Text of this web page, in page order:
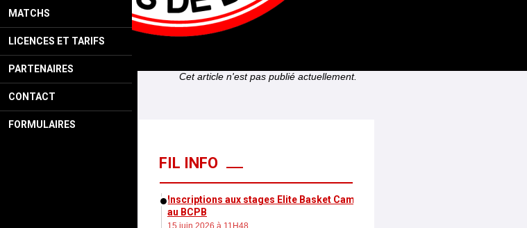
MATCHS
LICENCES ET TARIFS
PARTENAIRES
CONTACT
FORMULAIRES
Cet article n'est pas publié actuellement.
FIL INFO
Inscriptions aux stages Elite Basket Camp
au BCPB
15 juin 2026 à 11H48